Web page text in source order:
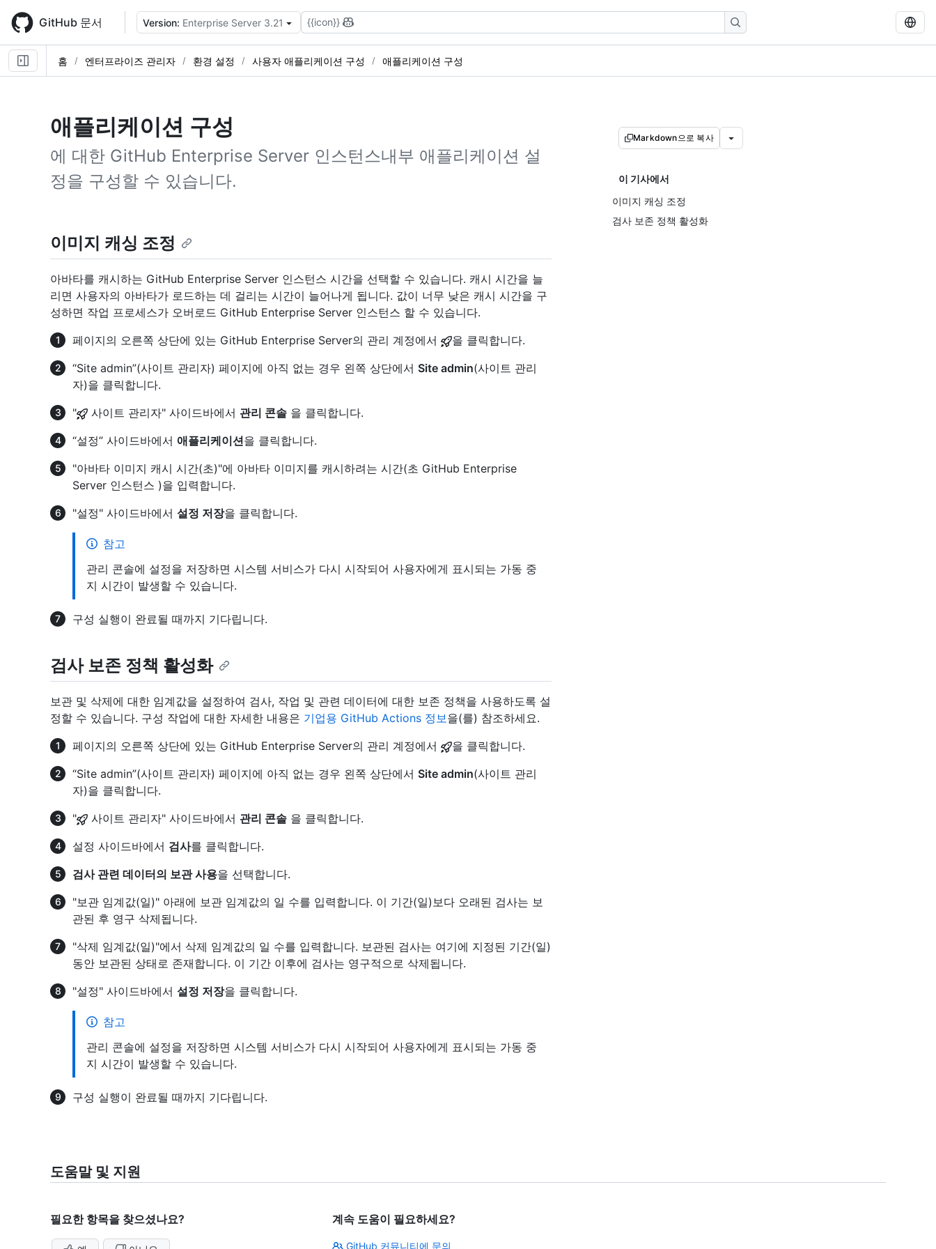
main
content
GitHub 문서 Version: Enterprise Server 3.21 {{icon}}
홈 엔터프라이즈 관리자 환경 설정 사용자 애플리케이션 구성 애플리케이션 구성
애플리케이션 구성
에 대한 GitHub Enterprise Server 인스턴스내부 애플리케이션 설
정을 구성할 수 있습니다.
Markdown으로 복사
이 기사에서
이미지 캐싱 조정
검사 보존 정책 활성화
이미지 캐싱 조정
아바타를 캐시하는 GitHub Enterprise Server 인스턴스 시간을 선택할 수 있습니다. 캐시 시간을 늘
리면 사용자의 아바타가 로드하는 데 걸리는 시간이 늘어나게 됩니다. 값이 너무 낮은 캐시 시간을 구
성하면 작업 프로세스가 오버로드 GitHub Enterprise Server 인스턴스 할 수 있습니다.
페이지의 오른쪽 상단에 있는 GitHub Enterprise Server의 관리 계정에서
을 클릭합니다.
“Site admin”(사이트 관리자) 페이지에 아직 없는 경우 왼쪽 상단에서 Site admin(사이트 관리
자)을 클릭합니다.
"
사이트 관리자" 사이드바에서 관리 콘솔 을 클릭합니다.
“설정” 사이드바에서 애플리케이션을 클릭합니다.
"아바타 이미지 캐시 시간(초)"에 아바타 이미지를 캐시하려는 시간(초 GitHub Enterprise
Server 인스턴스 )을 입력합니다.
"설정" 사이드바에서 설정 저장을 클릭합니다.
참고
관리 콘솔에 설정을 저장하면 시스템 서비스가 다시 시작되어 사용자에게 표시되는 가동 중
지 시간이 발생할 수 있습니다.
구성 실행이 완료될 때까지 기다립니다.
검사 보존 정책 활성화
보관 및 삭제에 대한 임계값을 설정하여 검사, 작업 및 관련 데이터에 대한 보존 정책을 사용하도록 설
정할 수 있습니다. 구성 작업에 대한 자세한 내용은 기업용 GitHub Actions 정보을(를) 참조하세요.
페이지의 오른쪽 상단에 있는 GitHub Enterprise Server의 관리 계정에서
을 클릭합니다.
“Site admin”(사이트 관리자) 페이지에 아직 없는 경우 왼쪽 상단에서 Site admin(사이트 관리
자)을 클릭합니다.
"
사이트 관리자" 사이드바에서 관리 콘솔 을 클릭합니다.
설정 사이드바에서 검사를 클릭합니다.
검사 관련 데이터의 보관 사용을 선택합니다.
"보관 임계값(일)" 아래에 보관 임계값의 일 수를 입력합니다. 이 기간(일)보다 오래된 검사는 보
관된 후 영구 삭제됩니다.
"삭제 임계값(일)"에서 삭제 임계값의 일 수를 입력합니다. 보관된 검사는 여기에 지정된 기간(일)
동안 보관된 상태로 존재합니다. 이 기간 이후에 검사는 영구적으로 삭제됩니다.
"설정" 사이드바에서 설정 저장을 클릭합니다.
참고
관리 콘솔에 설정을 저장하면 시스템 서비스가 다시 시작되어 사용자에게 표시되는 가동 중
지 시간이 발생할 수 있습니다.
구성 실행이 완료될 때까지 기다립니다.
도움말 및 지원
필요한 항목을 찾으셨나요? 계속 도움이 필요하세요?
GitHub 커뮤니티에 문의